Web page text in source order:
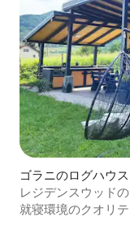
ゴラニのログハウス
レジデンスウッド
就寝環境のクオリテ